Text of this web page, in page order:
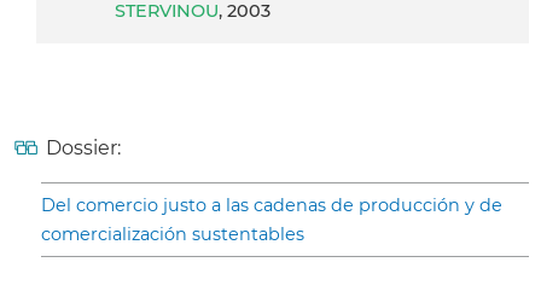
STERVINOU, 2003
Dossier:
Del comercio justo a las cadenas de producción y de
comercialización sustentables